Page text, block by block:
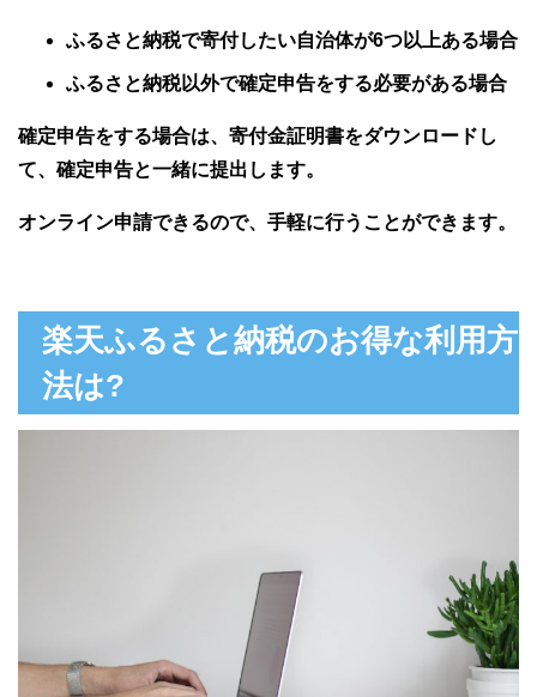
ふるさと納税で寄付したい自治体が6つ以上ある場合
ふるさと納税以外で確定申告をする必要がある場合
確定申告をする場合は、寄付金証明書をダウンロードし
て、確定申告と一緒に提出します。
オンライン申請できるので、手軽に行うことができます。
楽天ふるさと納税のお得な利用方
法は?